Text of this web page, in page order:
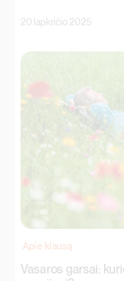
20 lapkričio 2025
Apie klausą
Vasaros garsai: